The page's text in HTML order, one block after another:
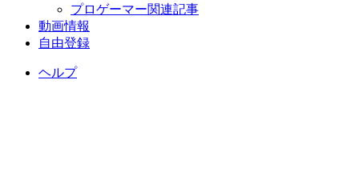
プロゲーマー関連記事
動画情報
自由登録
ヘルプ